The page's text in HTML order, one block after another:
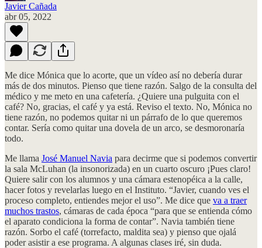
Javier Cañada
abr 05, 2022
Me dice Mónica que lo acorte, que un vídeo así no debería durar
más de dos minutos. Pienso que tiene razón. Salgo de la consulta del
médico y me meto en una cafetería. ¿Quiere una pulguita con el
café? No, gracias, el café y ya está. Reviso el texto. No, Mónica no
tiene razón, no podemos quitar ni un párrafo de lo que queremos
contar. Sería como quitar una dovela de un arco, se desmoronaría
todo.
Me llama José Manuel Navia para decirme que si podemos convertir
la sala McLuhan (la insonorizada) en un cuarto oscuro ¡Pues claro!
Quiere salir con los alumnos y una cámara estenopéica a la calle,
hacer fotos y revelarlas luego en el Instituto. “Javier, cuando ves el
proceso completo, entiendes mejor el uso”. Me dice que va a traer
muchos trastos, cámaras de cada época “para que se entienda cómo
el aparato condiciona la forma de contar”. Navia también tiene
razón. Sorbo el café (torrefacto, maldita sea) y pienso que ojalá
poder asistir a ese programa. A algunas clases iré, sin duda.